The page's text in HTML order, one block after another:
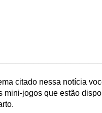
citado nessa notícia
mini-jogos que estão